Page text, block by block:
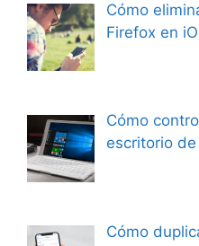
Cómo
Firefox en
Cómo
escritorio
Cómo